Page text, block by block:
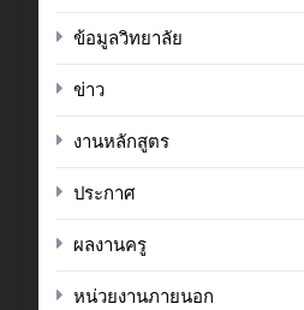
ข้อมูลวิทยาลัย
ข่าว
งานหลักสูตร
ประกาศ
ผลงานครู
หน่วยงานภายนอก